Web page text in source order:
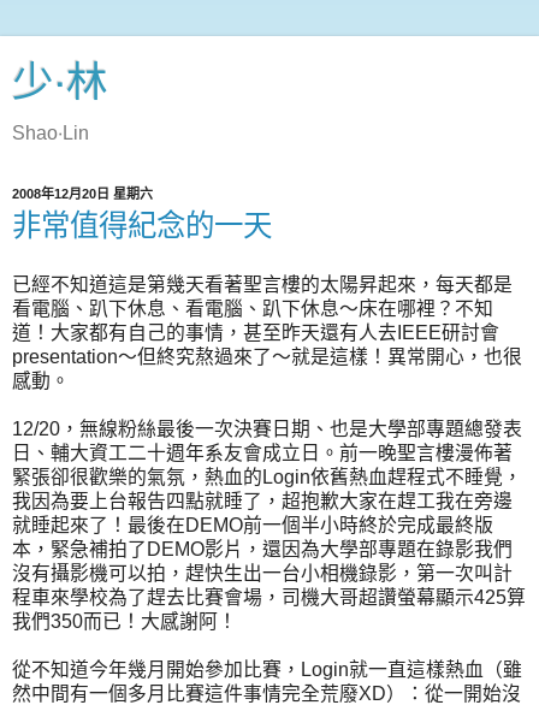
少‧林
Shao‧Lin
2008年12月20日 星期六
非常值得紀念的一天
已經不知道這是第幾天看著聖言樓的太陽昇起來，每天都是
看電腦、趴下休息、看電腦、趴下休息～床在哪裡？不知
道！大家都有自己的事情，甚至昨天還有人去IEEE研討會
presentation～但終究熬過來了～就是這樣！異常開心，也很
感動。
12/20，無線粉絲最後一次決賽日期、也是大學部專題總發表
日、輔大資工二十週年系友會成立日。前一晚聖言樓漫佈著
緊張卻很歡樂的氣氛，熱血的Login依舊熱血趕程式不睡覺，
我因為要上台報告四點就睡了，超抱歉大家在趕工我在旁邊
就睡起來了！最後在DEMO前一個半小時終於完成最終版
本，緊急補拍了DEMO影片，還因為大學部專題在錄影我們
沒有攝影機可以拍，趕快生出一台小相機錄影，第一次叫計
程車來學校為了趕去比賽會場，司機大哥超讚螢幕顯示425算
我們350而已！大感謝阿！
從不知道今年幾月開始參加比賽，Login就一直這樣熱血（雖
然中間有一個多月比賽這件事情完全荒廢XD）：從一開始沒